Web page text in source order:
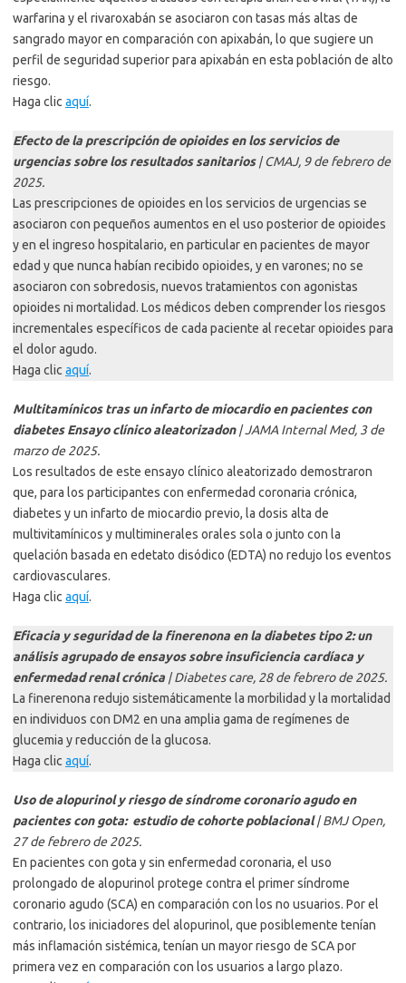
warfarina y el rivaroxabán se asociaron con tasas más altas de
sangrado mayor en comparación con apixabán, lo que sugiere un
perfil de seguridad superior para apixabán en esta población de alto
riesgo.
Haga clicaquí.
Efecto de la prescripción de opioides en los servicios de
urgencias sobre los resultados sanitarios| CMAJ, 9 de febrero de
2025.
Las prescripciones de opioides en los servicios de urgencias se
asociaron con pequeños aumentos en el uso posterior de opioides
y en el ingreso hospitalario, en particular en pacientes de mayor
edad y que nunca habían recibido opioides, y en varones; no se
asociaron con sobredosis, nuevos tratamientos con agonistas
opioides ni mortalidad. Los médicos deben comprender los riesgos
incrementales específicos de cada paciente al recetar opioides para
el dolor agudo.
Haga clic aquí.
Multitamínicos tras un infarto de miocardio en pacientes con
diabetes Ensayo clínico aleatorizadon| JAMA Internal Med, 3 de
marzo de 2025.
Los resultados de este ensayo clínico aleatorizado demostraron
que, para los participantes con enfermedad coronaria crónica,
diabetes y un infarto de miocardio previo, la dosis alta de
multivitamínicos y multiminerales orales sola o junto con la
quelación basada en edetato disódico (EDTA) no redujo los eventos
cardiovasculares.
Haga clicaquí.
Eficacia y seguridad de la finerenona en la diabetes tipo 2: un
análisis agrupado de ensayos sobre insuficiencia cardíaca y
enfermedad renal crónica | Diabetes care, 28 de febrero de 2025.
La finerenona redujo sistemáticamente la morbilidad y la mortalidad
en individuos con DM2 en una amplia gama de regímenes de
glucemia y reducción de la glucosa.
Haga clic aquí.
Uso de alopurinol y riesgo de síndrome coronario agudo en
pacientes con gota: estudio de cohorte poblacional| BMJ Open,
27 de febrero de 2025.
En pacientes con gota y sin enfermedad coronaria, el uso
prolongado de alopurinol protege contra el primer síndrome
coronario agudo (SCA) en comparación con los no usuarios. Por el
contrario, los iniciadores del alopurinol, que posiblemente tenían
más inflamación sistémica, tenían un mayor riesgo de SCA por
primera vez en comparación con los usuarios a largo plazo.